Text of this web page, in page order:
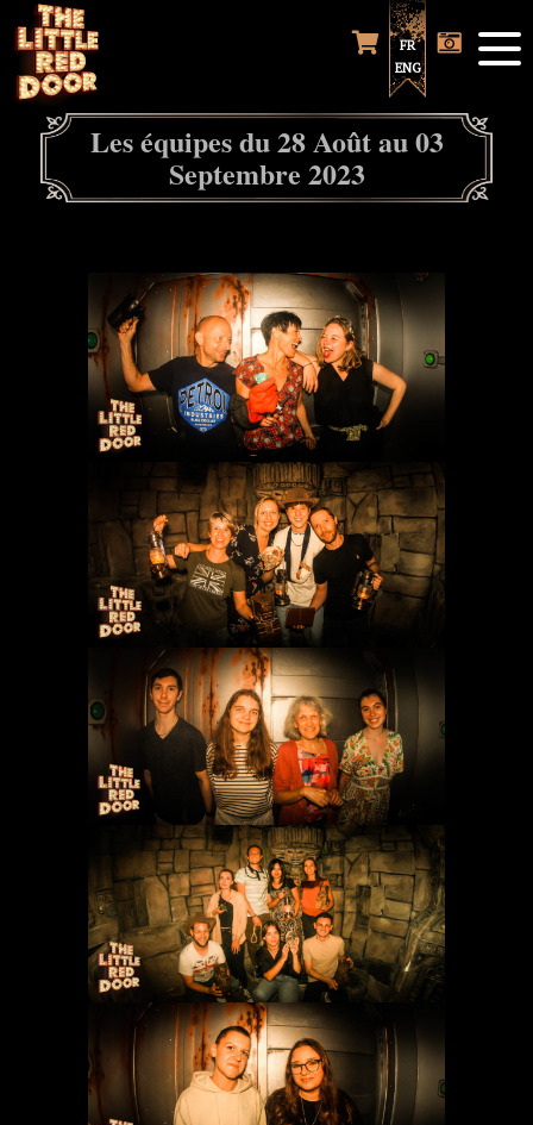
FR
ENG
Les équipes du 28 Août au 03
Septembre 2023